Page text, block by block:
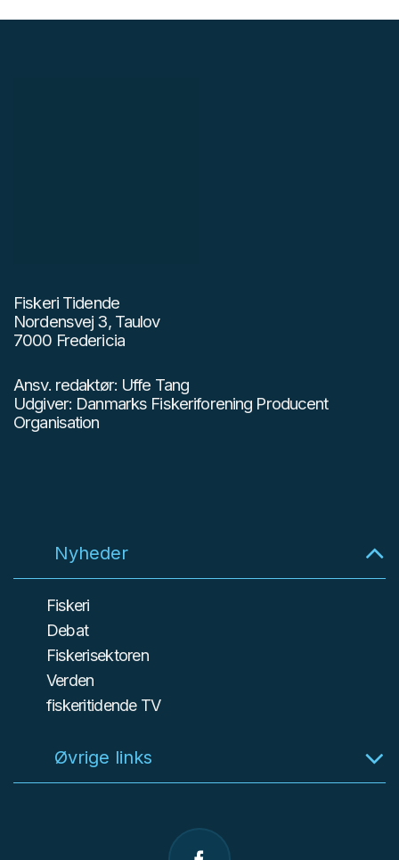
Fiskeri Tidende
Nordensvej 3, Taulov
7000 Fredericia
Ansv. redaktør: Uffe Tang
Udgiver: Danmarks Fiskeriforening Producent
Organisation
Nyheder
Fiskeri
Debat
Fiskerisektoren
Verden
fiskeritidende TV
Øvrige links